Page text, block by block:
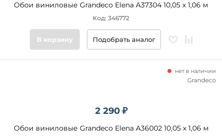
Обои виниловые Grandeco Elena A37304 10,05 x 1,06 м
Код: 346772
В корзину Подобрать аналог
2 290 ₽
Обои виниловые Grandeco Elena A36002 10,05 x 1,06 м
нет в наличии
Grandeco